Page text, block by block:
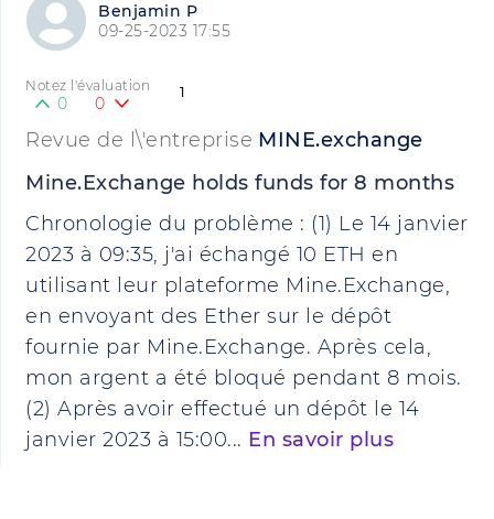
Benjamin P
09-25-2023 17:55
1
Notez l'évaluation
0 0
Revue de l\'entreprise MINE.exchange
Mine.Exchange holds funds for 8 months
Chronologie du problème : (1) Le 14 janvier
2023 à 09:35, j'ai échangé 10 ETH en
utilisant leur plateforme Mine.Exchange,
en envoyant des Ether sur le dépôt
fournie par Mine.Exchange. Après cela,
mon argent a été bloqué pendant 8 mois.
(2) Après avoir effectué un dépôt le 14
janvier 2023 à 15:00... En savoir plus